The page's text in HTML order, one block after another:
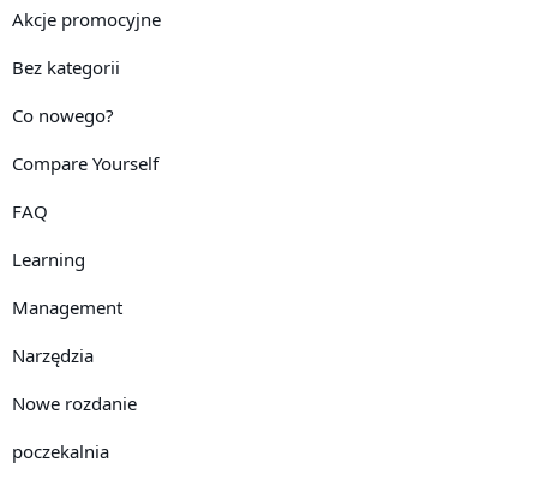
Akcje promocyjne
Bez kategorii
Co nowego?
Compare Yourself
FAQ
Learning
Management
Narzędzia
Nowe rozdanie
poczekalnia